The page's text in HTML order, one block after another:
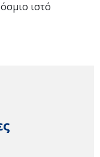
ιστό